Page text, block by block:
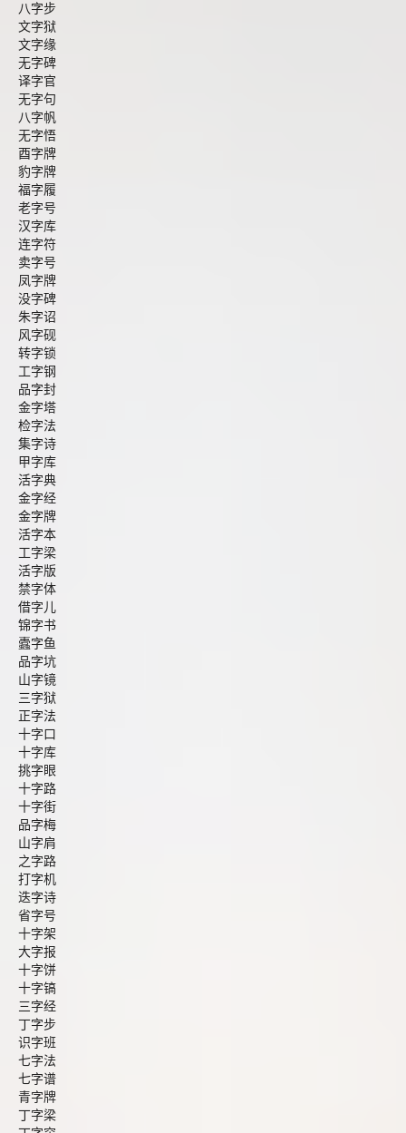
八字步
文字狱
文字缘
无字碑
译字官
无字句
八字帆
无字悟
酉字牌
豹字牌
福字履
老字号
汉字库
连字符
卖字号
凤字牌
没字碑
朱字诏
风字砚
转字锁
工字钢
品字封
金字塔
检字法
集字诗
甲字库
活字典
金字经
金字牌
活字本
工字梁
活字版
禁字体
借字儿
锦字书
蠹字鱼
品字坑
山字镜
三字狱
正字法
十字口
十字库
挑字眼
十字路
十字街
品字梅
山字肩
之字路
打字机
迭字诗
省字号
十字架
大字报
十字饼
十字镐
三字经
丁字步
识字班
七字法
七字谱
青字牌
丁字梁